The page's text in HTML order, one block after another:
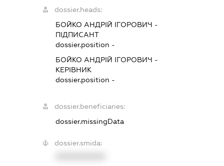
dossier.heads:
БОЙКО АНДРІЙ ІГОРОВИЧ -
ПІДПИСАНТ
dossier.position -
БОЙКО АНДРІЙ ІГОРОВИЧ -
КЕРІВНИК
dossier.position -
dossier.beneficiaries:
dossier.missingData
dossier.smida: